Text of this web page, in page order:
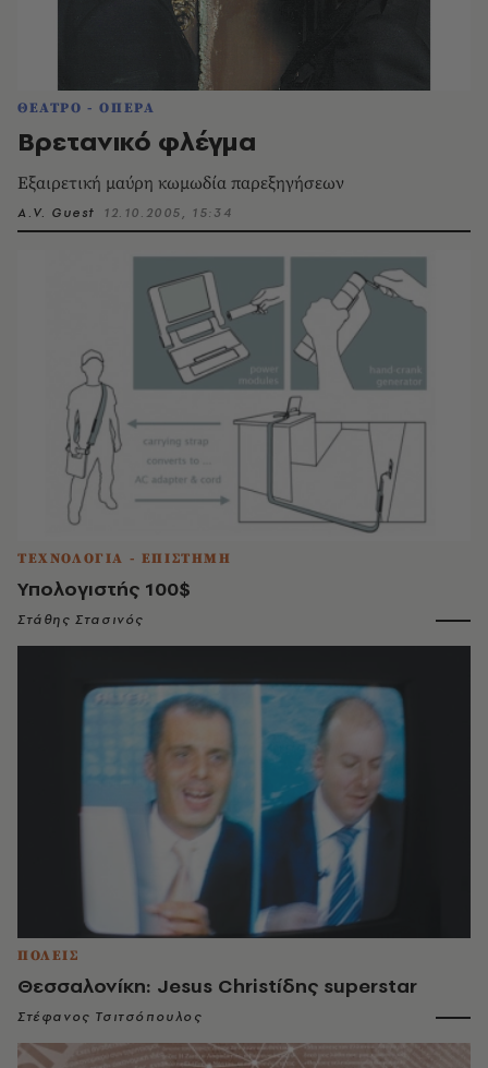
ΤΕΧΝΟΛΟΓΙΑ - ΕΠΙΣΤΗΜΗ
Υπολογιστής 100$
Στάθης Στασινός
ΠΟΛΕΙΣ
Θεσσαλονίκη: Jesus Christίδης superstar
Στέφανος Τσιτσόπουλος
ΘΕΑΤΡΟ - ΟΠΕΡΑ
Βρετανικό φλέγμα
Εξαιρετική μαύρη κωμωδία παρεξηγήσεων
A.V. Guest 12.10.2005, 15:34